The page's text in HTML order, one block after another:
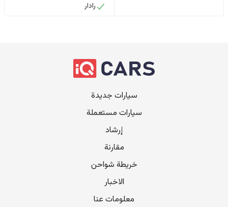
رادار
سيارات جديدة
سيارات مستعملة
إرشاد
مقارنة
خريطة شواحن
الاخبار
معلومات عنا